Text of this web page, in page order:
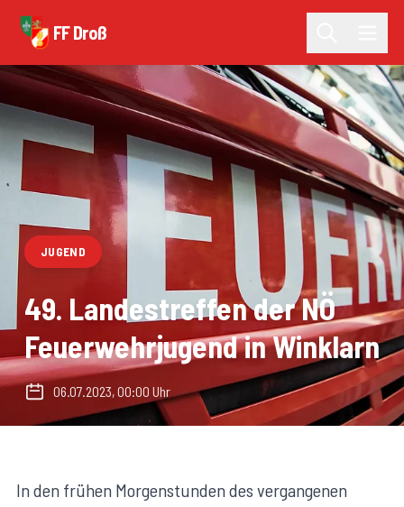
FF Droß
JUGEND
49. Landestreffen der NÖ
Feuerwehrjugend in Winklarn
06.07.2023, 00:00 Uhr
In den frühen Morgenstunden des vergangenen